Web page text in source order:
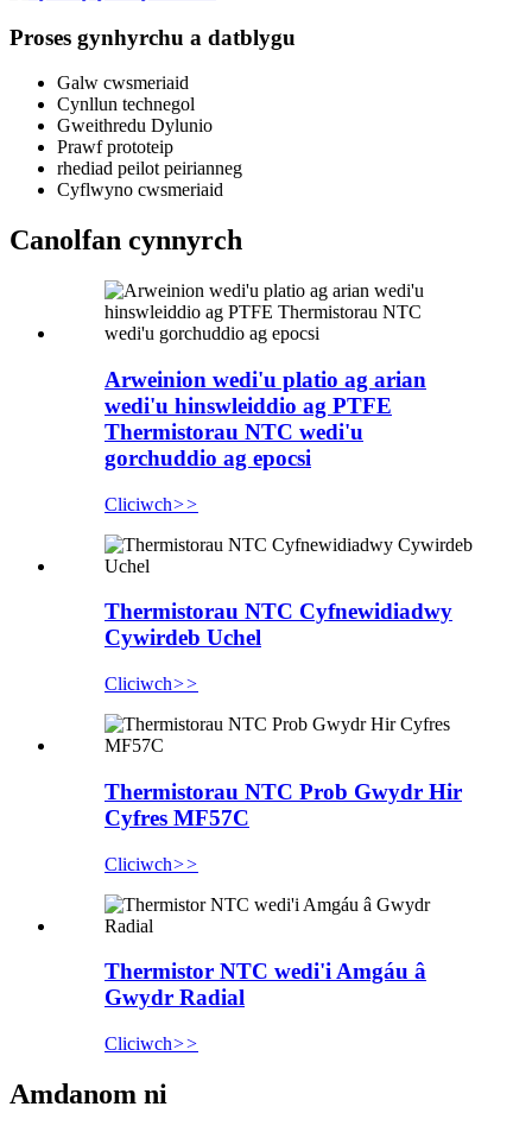
Proses gynhyrchu a datblygu
Galw cwsmeriaid
Cynllun technegol
Gweithredu Dylunio
Prawf prototeip
rhediad peilot peirianneg
Cyflwyno cwsmeriaid
Canolfan cynnyrch
Arweinion wedi'u platio ag arian
wedi'u hinswleiddio ag PTFE
Thermistorau NTC wedi'u
gorchuddio ag epocsi
Cliciwch>>
Thermistorau NTC Cyfnewidiadwy
Cywirdeb Uchel
Cliciwch>>
Thermistorau NTC Prob Gwydr Hir
Cyfres MF57C
Cliciwch>>
Thermistor NTC wedi'i Amgáu â
Gwydr Radial
Cliciwch>>
Amdanom ni